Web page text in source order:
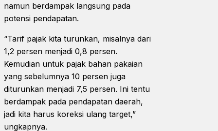
namun berdampak langsung pada
potensi pendapatan.
“Tarif pajak kita turunkan, misalnya dari
1,2 persen menjadi 0,8 persen.
Kemudian untuk pajak bahan pakaian
yang sebelumnya 10 persen juga
diturunkan menjadi 7,5 persen. Ini tentu
berdampak pada pendapatan daerah,
jadi kita harus koreksi ulang target,”
ungkapnya.